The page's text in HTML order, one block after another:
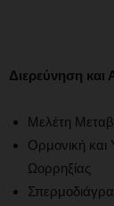
Διερεύνηση και
Μελέτη
Ορμονική
Ωορρηξίας